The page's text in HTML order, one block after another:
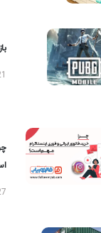
27 مرداد 1404